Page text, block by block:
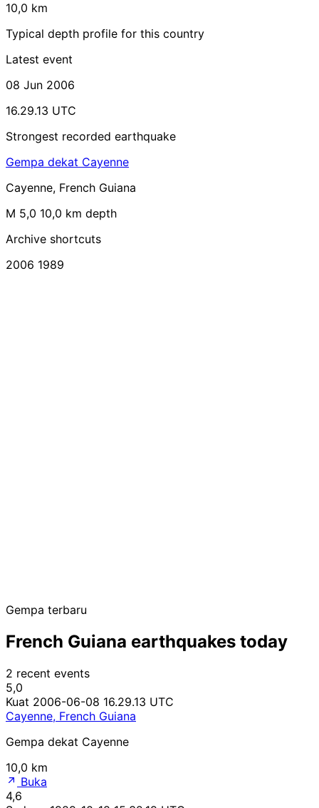
10,0 km
Typical depth profile for this country
Latest event
08 Jun 2006
16.29.13 UTC
Strongest recorded earthquake
Gempa dekat Cayenne
Cayenne, French Guiana
M 5,0 10,0 km depth
Archive shortcuts
2006 1989
Gempa terbaru
French Guiana earthquakes today
2 recent events
5,0
Kuat 2006-06-08 16.29.13 UTC
Cayenne, French Guiana
Gempa dekat Cayenne
10,0 km
Buka
4,6